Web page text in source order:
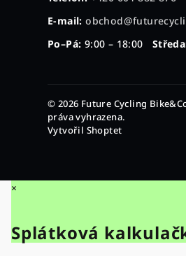
E-mail:
Po–Pá: 9:00 – 18:00
© 2026 Future Cycling
práva vyhrazena.
Vytvořil Shoptet
×
Splátková